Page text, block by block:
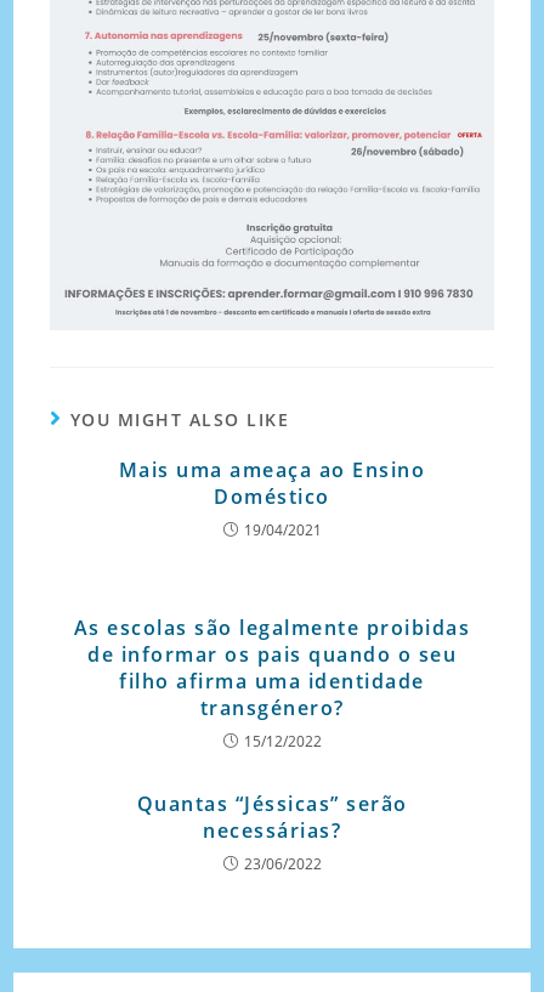
YOU MIGHT ALSO LIKE
Mais uma ameaça ao Ensino
Doméstico
19/04/2021
As escolas são legalmente proibidas
de informar os pais quando o seu
filho afirma uma identidade
transgénero?
15/12/2022
Quantas “Jéssicas” serão
necessárias?
23/06/2022